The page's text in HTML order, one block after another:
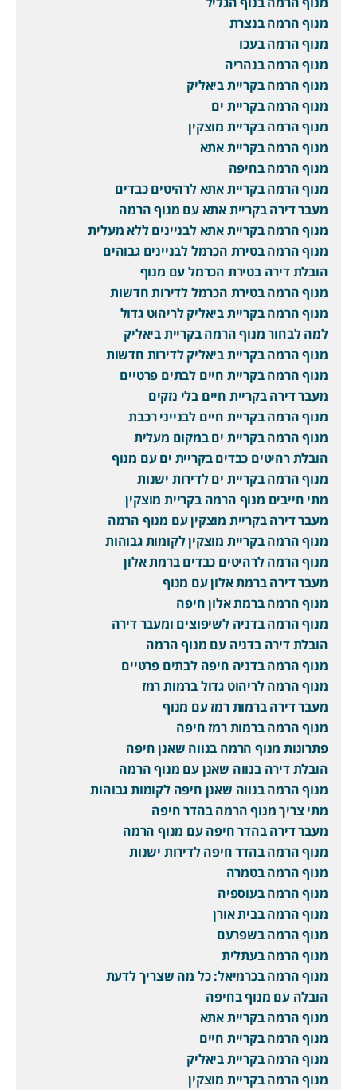
מנוף הרמה בנצרת
מנוף הרמה בעכו
מנוף הרמה בנהריה
מנוף הרמה בקריית ביאליק
מנוף הרמה בקריית ים
מנוף הרמה בקריית מוצקין
מנוף הרמה בקריית אתא
מנוף הרמה בחיפה
מנוף הרמה בקריית אתא לרהיטים כבדים
מעבר דירה בקריית אתא עם מנוף הרמה
מנוף הרמה בקריית אתא לבניינים ללא מעלית
מנוף הרמה בטירת הכרמל לבניינים גבוהים
הובלת דירה בטירת הכרמל עם מנוף
מנוף הרמה בטירת הכרמל לדירות חדשות
מנוף הרמה בקריית ביאליק לריהוט גדול
למה לבחור מנוף הרמה בקריית ביאליק
מנוף הרמה בקריית ביאליק לדירות חדשות
מנוף הרמה בקריית חיים לבתים פרטיים
מעבר דירה בקריית חיים בלי נזקים
מנוף הרמה בקריית חיים לבנייני רכבת
מנוף הרמה בקריית ים במקום מעלית
הובלת רהיטים כבדים בקריית ים עם מנוף
מנוף הרמה בקריית ים לדירות ישנות
מתי חייבים מנוף הרמה בקריית מוצקין
מעבר דירה בקריית מוצקין עם מנוף הרמה
מנוף הרמה בקריית מוצקין לקומות גבוהות
מנוף הרמה לרהיטים כבדים ברמת אלון
מעבר דירה ברמת אלון עם מנוף
מנוף הרמה ברמת אלון חיפה
מנוף הרמה בדניה לשיפוצים ומעבר דירה
הובלת דירה בדניה עם מנוף הרמה
מנוף הרמה בדניה חיפה לבתים פרטיים
מנוף הרמה לריהוט גדול ברמות רמז
מעבר דירה ברמות רמז עם מנוף
מנוף הרמה ברמות רמז חיפה
פתרונות מנוף הרמה בנווה שאנן חיפה
הובלת דירה בנווה שאנן עם מנוף הרמה
מנוף הרמה בנווה שאנן חיפה לקומות גבוהות
מתי צריך מנוף הרמה בהדר חיפה
מעבר דירה בהדר חיפה עם מנוף הרמה
מנוף הרמה בהדר חיפה לדירות ישנות
מנוף הרמה בטמרה
מנוף הרמה בעוספיה
מנוף הרמה בבית אורן
מנוף הרמה בשפרעם
מנוף הרמה בעתלית
מנוף הרמה בכרמיאל: כל מה שצריך לדעת
הובלה עם מנוף בחיפה
מנוף הרמה בקריית אתא
מנוף הרמה בקריית חיים
מנוף הרמה בקריית ביאליק
מנוף הרמה בקריית מוצקין